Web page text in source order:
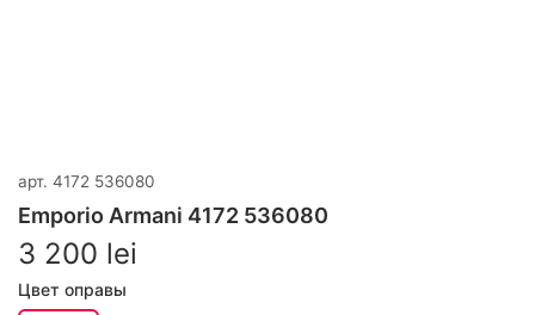
арт. 4172 536080
Emporio Armani 4172 536080
3 200 lei
Цвет оправы